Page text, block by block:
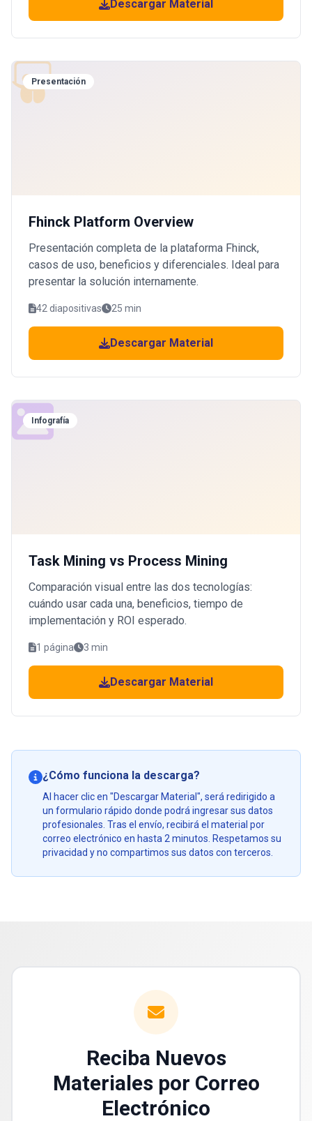
Descargar Material
Presentación
Fhinck Platform Overview
Presentación completa de la plataforma Fhinck,
casos de uso, beneficios y diferenciales. Ideal para
presentar la solución internamente.
42 diapositivas 25 min
Descargar Material
Infografía
Task Mining vs Process Mining
Comparación visual entre las dos tecnologías:
cuándo usar cada una, beneficios, tiempo de
implementación y ROI esperado.
1 página 3 min
Descargar Material
¿Cómo funciona la descarga?
Al hacer clic en "Descargar Material", será redirigido a
un formulario rápido donde podrá ingresar sus datos
profesionales. Tras el envío, recibirá el material por
correo electrónico en hasta 2 minutos. Respetamos su
privacidad y no compartimos sus datos con terceros.
Reciba Nuevos
Materiales por Correo
Electrónico